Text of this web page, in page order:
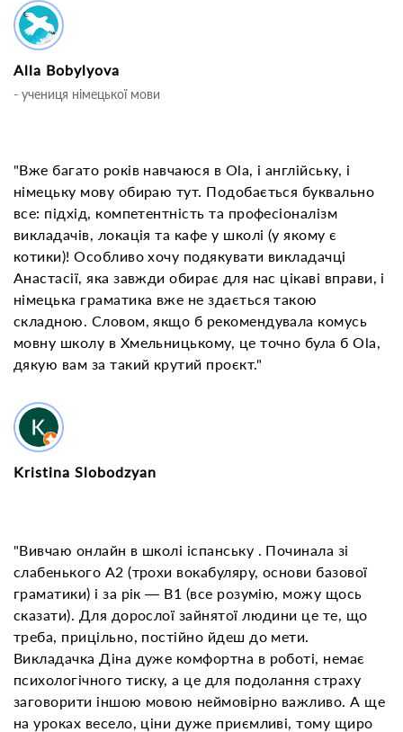
Alla Bobylyova
- учениця німецької мови
"Вже багато років навчаюся в Ola, і англійську, і
німецьку мову обираю тут. Подобається буквально
все: підхід, компетентність та професіоналізм
викладачів, локація та кафе у школі (у якому є
котики)! Особливо хочу подякувати викладачці
Анастасії, яка завжди обирає для нас цікаві вправи, і
німецька граматика вже не здається такою
складною. Словом, якщо б рекомендувала комусь
мовну школу в Хмельницькому, це точно була б Ola,
дякую вам за такий крутий проєкт."
Kristina Slobodzyan
"Вивчаю онлайн в школі іспанську . Починала зі
слабенького A2 (трохи вокабуляру, основи базової
граматики) і за рік — B1 (все розумію, можу щось
сказати). Для дорослої зайнятої людини це те, що
треба, прицільно, постійно йдеш до мети.
Викладачка Діна дуже комфортна в роботі, немає
психологічного тиску, а це для подолання страху
заговорити іншою мовою неймовірно важливо. А ще
на уроках весело, ціни дуже приємливі, тому щиро